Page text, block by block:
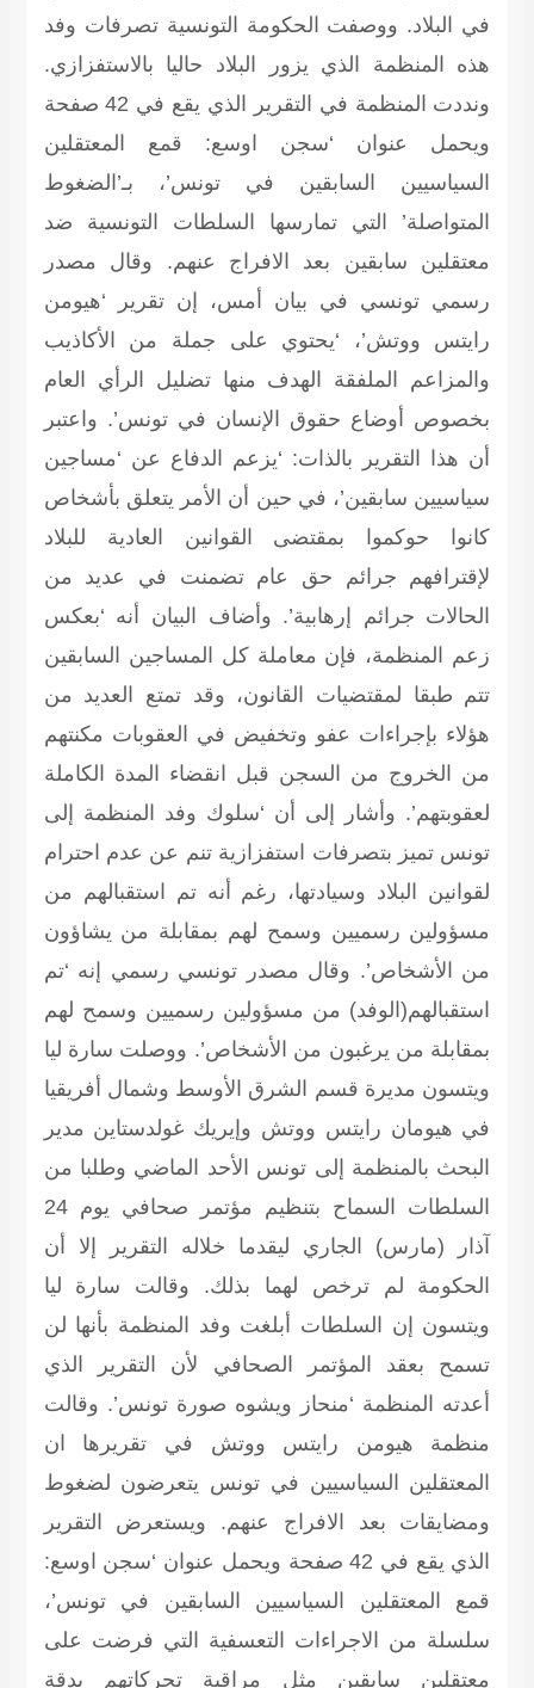
في البلاد. ووصفت الحكومة التونسية تصرفات وفد
هذه المنظمة الذي يزور البلاد حاليا بالاستفزازي.
ونددت المنظمة في التقرير الذي يقع في 42 صفحة
ويحمل عنوان ‘سجن اوسع: قمع المعتقلين
السياسيين السابقين في تونس’، بـ’الضغوط
المتواصلة’ التي تمارسها السلطات التونسية ضد
معتقلين سابقين بعد الافراج عنهم. وقال مصدر
رسمي تونسي في بيان أمس، إن تقرير ‘هيومن
رايتس ووتش’، ‘يحتوي على جملة من الأكاذيب
والمزاعم الملفقة الهدف منها تضليل الرأي العام
بخصوص أوضاع حقوق الإنسان في تونس’. واعتبر
أن هذا التقرير بالذات: ‘يزعم الدفاع عن ‘مساجين
سياسيين سابقين’، في حين أن الأمر يتعلق بأشخاص
كانوا حوكموا بمقتضى القوانين العادية للبلاد
لإقترافهم جرائم حق عام تضمنت في عديد من
الحالات جرائم إرهابية’. وأضاف البيان أنه ‘بعكس
زعم المنظمة، فإن معاملة كل المساجين السابقين
تتم طبقا لمقتضيات القانون، وقد تمتع العديد من
هؤلاء بإجراءات عفو وتخفيض في العقوبات مكنتهم
من الخروج من السجن قبل انقضاء المدة الكاملة
لعقوبتهم’. وأشار إلى أن ‘سلوك وفد المنظمة إلى
تونس تميز بتصرفات استفزازية تنم عن عدم احترام
لقوانين البلاد وسيادتها، رغم أنه تم استقبالهم من
مسؤولين رسميين وسمح لهم بمقابلة من يشاؤون
من الأشخاص’. وقال مصدر تونسي رسمي إنه ‘تم
استقبالهم(الوفد) من مسؤولين رسميين وسمح لهم
بمقابلة من يرغبون من الأشخاص’. ووصلت سارة ليا
ويتسون مديرة قسم الشرق الأوسط وشمال أفريقيا
في هيومان رايتس ووتش وإيريك غولدستاين مدير
البحث بالمنظمة إلى تونس الأحد الماضي وطلبا من
السلطات السماح بتنظيم مؤتمر صحافي يوم 24
آذار (مارس) الجاري ليقدما خلاله التقرير إلا أن
الحكومة لم ترخص لهما بذلك. وقالت سارة ليا
ويتسون إن السلطات أبلغت وفد المنظمة بأنها لن
تسمح بعقد المؤتمر الصحافي لأن التقرير الذي
أعدته المنظمة ‘منحاز ويشوه صورة تونس’. وقالت
منظمة هيومن رايتس ووتش في تقريرها ان
المعتقلين السياسيين في تونس يتعرضون لضغوط
ومضايقات بعد الافراج عنهم. ويستعرض التقرير
الذي يقع في 42 صفحة ويحمل عنوان ‘سجن اوسع:
قمع المعتقلين السياسيين السابقين في تونس’،
سلسلة من الاجراءات التعسفية التي فرضت على
معتقلين سابقين مثل مراقبة تحركاتهم بدقة